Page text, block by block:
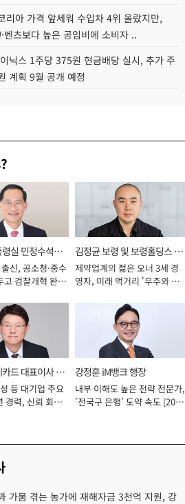
리아 가격 앞세워 수입차 4위 올랐지만,
벤츠보다 높은 공임비에 소비자 ..
닉스 1주당 375원 현금배당 실시, 추가 주
계획 9월 공개 예정
실 민정수석비
신, 공소청·중수
고 검찰개혁 완수
김정균 보령 및 보령홀딩스 대
표이사 사장
제약업계의 젊은 오너 3세 경
영자, 미래 먹거리 '우주와 헬
드 대표이사 사
등 대기업 주요
경력, 신뢰 회복
강정훈 iM뱅크 행장
내부 이해도 높은 전략 전문가,
'전국구 은행' 도약 속도 [2026
가뭄 겪는 농가에 재해자금 3천억 지원, 강